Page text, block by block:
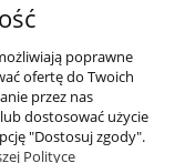
poprawne
ofertę do Twoich
przez nas
dostosować użycie
"Dostosuj zgody".
Polityce